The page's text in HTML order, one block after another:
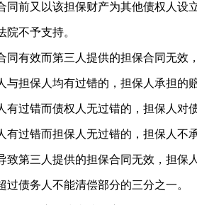
同前又以该担保财产为其他债权人设
院不予支持。
有效而第三人提供的担保合同无效
担保人均有过错的，担保人承担的
过错而债权人无过错的，担保人对
过错而担保人无过错的，担保人不
第三人提供的担保合同无效，担保
过债务人不能清偿部分的三分之一。